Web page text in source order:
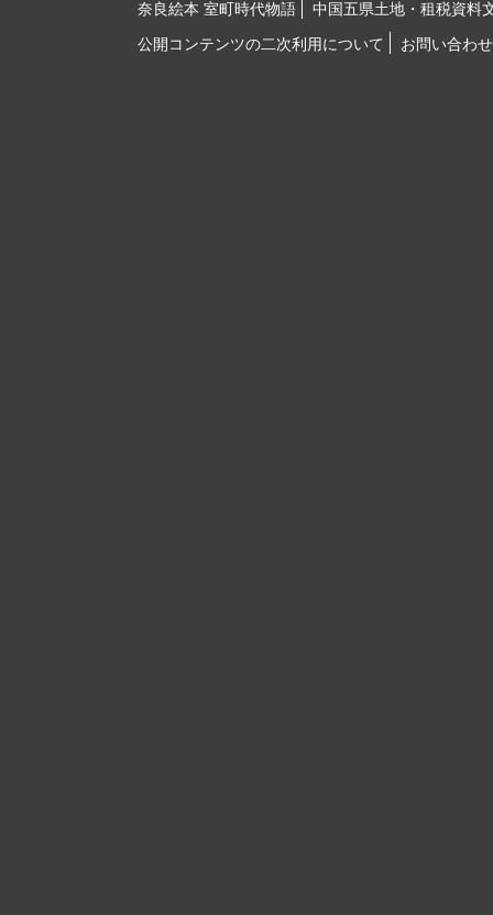
奈良絵本 室町時代物語
中国五県土地・租税資料
公開コンテンツの二次利用について
お問い合わせ